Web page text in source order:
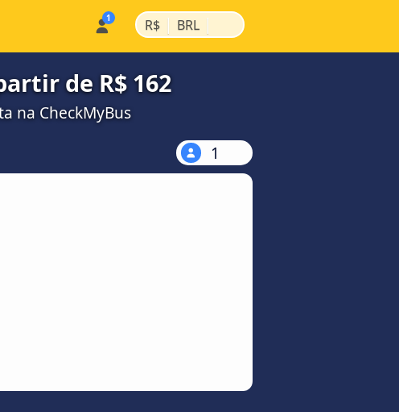
R$ | BRL |
de R$ 162
na CheckMyBus
1